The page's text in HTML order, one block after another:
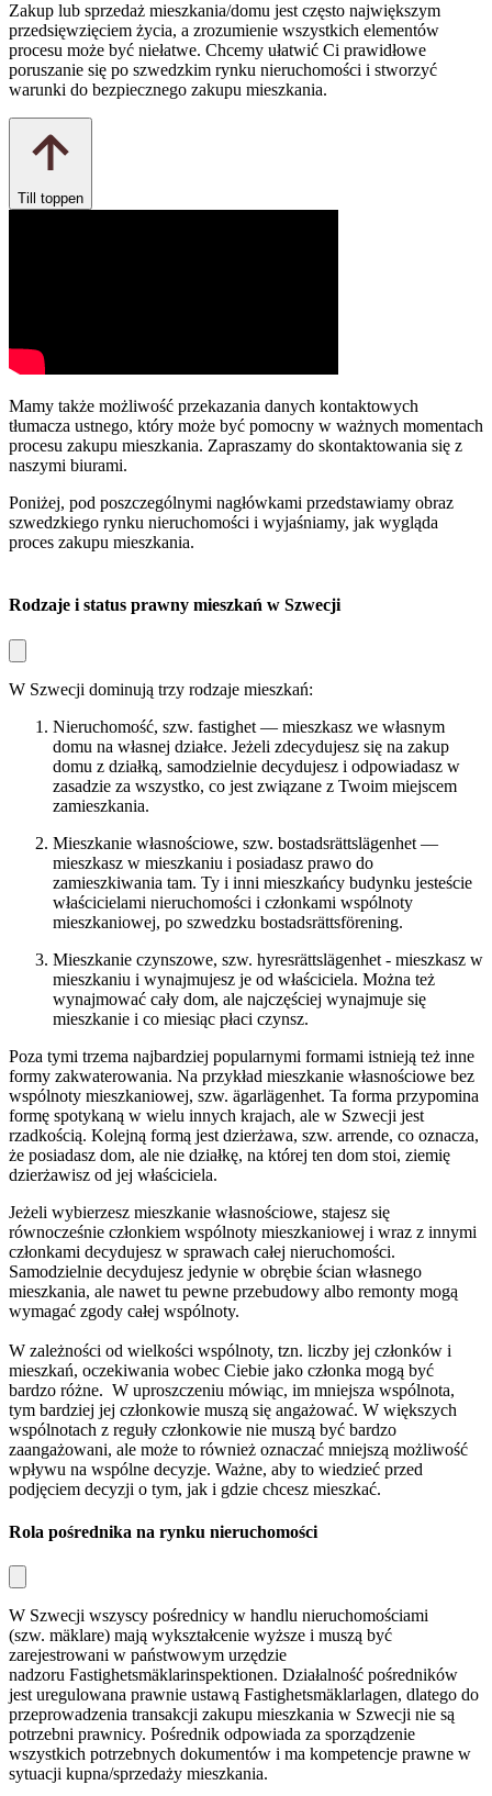
Zakup lub sprzedaż mieszkania/domu jest często największym
przedsięwzięciem życia, a zrozumienie wszystkich elementów
procesu może być niełatwe. Chcemy ułatwić Ci prawidłowe
poruszanie się po szwedzkim rynku nieruchomości i stworzyć
warunki do bezpiecznego zakupu mieszkania.
Till toppen
Mamy także możliwość przekazania danych kontaktowych
tłumacza ustnego, który może być pomocny w ważnych momentach
procesu zakupu mieszkania. Zapraszamy do skontaktowania się z
naszymi biurami.
Poniżej, pod poszczególnymi nagłówkami przedstawiamy obraz
szwedzkiego rynku nieruchomości i wyjaśniamy, jak wygląda
proces zakupu mieszkania.
Rodzaje i status prawny mieszkań w Szwecji
W Szwecji dominują trzy rodzaje mieszkań:
Nieruchomość, szw. fastighet — mieszkasz we własnym
domu na własnej działce. Jeżeli zdecydujesz się na zakup
domu z działką, samodzielnie decydujesz i odpowiadasz w
zasadzie za wszystko, co jest związane z Twoim miejscem
zamieszkania.
Mieszkanie własnościowe, szw. bostadsrättslägenhet —
mieszkasz w mieszkaniu i posiadasz prawo do
zamieszkiwania tam. Ty i inni mieszkańcy budynku jesteście
właścicielami nieruchomości i członkami wspólnoty
mieszkaniowej, po szwedzku bostadsrättsförening.
Mieszkanie czynszowe, szw. hyresrättslägenhet - mieszkasz w
mieszkaniu i wynajmujesz je od właściciela. Można też
wynajmować cały dom, ale najczęściej wynajmuje się
mieszkanie i co miesiąc płaci czynsz.
Poza tymi trzema najbardziej popularnymi formami istnieją też inne
formy zakwaterowania. Na przykład mieszkanie własnościowe bez
wspólnoty mieszkaniowej, szw. ägarlägenhet. Ta forma przypomina
formę spotykaną w wielu innych krajach, ale w Szwecji jest
rzadkością. Kolejną formą jest dzierżawa, szw. arrende, co oznacza,
że posiadasz dom, ale nie działkę, na której ten dom stoi, ziemię
dzierżawisz od jej właściciela.
Jeżeli wybierzesz mieszkanie własnościowe, stajesz się
równocześnie członkiem wspólnoty mieszkaniowej i wraz z innymi
członkami decydujesz w sprawach całej nieruchomości.
Samodzielnie decydujesz jedynie w obrębie ścian własnego
mieszkania, ale nawet tu pewne przebudowy albo remonty mogą
wymagać zgody całej wspólnoty.
W zależności od wielkości wspólnoty, tzn. liczby jej członków i
mieszkań, oczekiwania wobec Ciebie jako członka mogą być
bardzo różne. W uproszczeniu mówiąc, im mniejsza wspólnota,
tym bardziej jej członkowie muszą się angażować. W większych
wspólnotach z reguły członkowie nie muszą być bardzo
zaangażowani, ale może to również oznaczać mniejszą możliwość
wpływu na wspólne decyzje. Ważne, aby to wiedzieć przed
podjęciem decyzji o tym, jak i gdzie chcesz mieszkać.
Rola pośrednika na rynku nieruchomości
W Szwecji wszyscy pośrednicy w handlu nieruchomościami
(szw. mäklare) mają wykształcenie wyższe i muszą być
zarejestrowani w państwowym urzędzie
nadzoru Fastighetsmäklarinspektionen. Działalność pośredników
jest uregulowana prawnie ustawą Fastighetsmäklarlagen, dlatego do
przeprowadzenia transakcji zakupu mieszkania w Szwecji nie są
potrzebni prawnicy. Pośrednik odpowiada za sporządzenie
wszystkich potrzebnych dokumentów i ma kompetencje prawne w
sytuacji kupna/sprzedaży mieszkania.